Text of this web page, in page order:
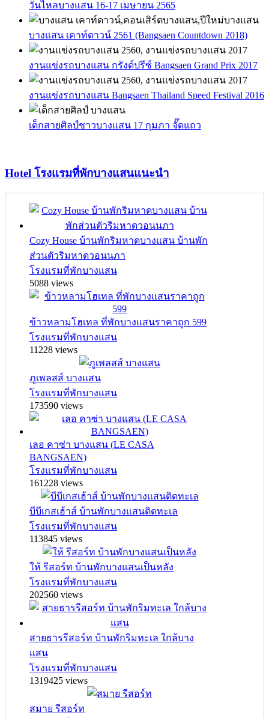
วันไหลบางแสน 16-17 เมษายน 2565
บางแสน เคาท์ดาวน์ 2561 (Bangsaen Countdown 2018)
งานแข่งรถบางแสน กรังด์ปรีซ์ Bangsaen Grand Prix 2017
งานแข่งรถบางแสน Bangsaen Thailand Speed Festival 2016
เด็กสายศิลป์ชาวบางแสน 17 กุมภา จั๊ดแถว
Hotel โรงแรมที่พักบางแสนแนะนำ
Cozy House บ้านพักริมหาดบางแสน บ้านพัก
ส่วนตัวริมหาดวอนนภา
โรงแรมที่พักบางแสน
5088 views
ข้าวหลามโฮเทล ที่พักบางแสนราคาถูก 599
โรงแรมที่พักบางแสน
11228 views
ภูเพลสส์ บางแสน
โรงแรมที่พักบางแสน
173590 views
เลอ คาซ่า บางแสน (LE CASA
BANGSAEN)
โรงแรมที่พักบางแสน
161228 views
บีบีเกสเฮ้าส์ บ้านพักบางแสนติดทะเล
โรงแรมที่พักบางแสน
113845 views
ให้ รีสอร์ท บ้านพักบางแสนเป็นหลัง
โรงแรมที่พักบางแสน
202560 views
สายธารรีสอร์ท บ้านพักริมทะเล ใกล้บาง
แสน
โรงแรมที่พักบางแสน
1319425 views
สมาย รีสอร์ท